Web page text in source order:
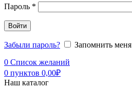
Пароль *
Войти
Забыли пароль?
Запомнить меня
0 Список желаний
0 пунктов 0,00₽
Наш каталог